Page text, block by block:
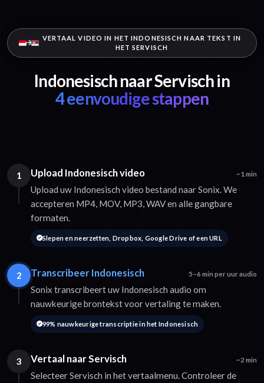
VERTAAL VIDEO IN HET INDONESISCH NAAR TEKST IN
HET SERVISCH
Indonesisch naar Servisch in
4 eenvoudige stappen
1 Upload Indonesisch video ~1 min
Upload uw Indonesisch video bestand naar Sonix. We
accepteren MP4, MOV, MP3, WAV en alle gangbare
formaten.
Slepen en neerzetten, Dropbox, Google Drive of een URL
2 Transcribeer Indonesisch 5–6 min per uur audio
Sonix transcribeert uw Indonesisch audio om
nauwkeurige brontekst voor vertaling te maken.
99% nauwkeurige transcriptie in het Indonesisch
3 Vertaal naar Servisch ~2 min
Selecteer Servisch in het vertaalmenu. Controleer de